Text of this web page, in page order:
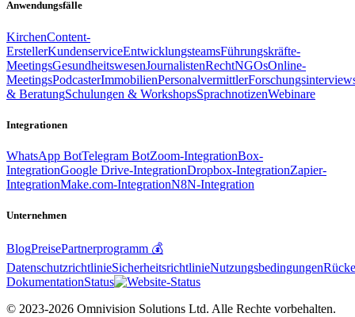
Anwendungsfälle
KirchenContent-
ErstellerKundenserviceEntwicklungsteamsFührungskräfte-
MeetingsGesundheitswesenJournalistenRechtNGOsOnline-
MeetingsPodcasterImmobilienPersonalvermittler
& BeratungSchulungen & WorkshopsSprachnotizenWebinare
Integrationen
WhatsApp BotTelegram BotZoom-IntegrationBox-
IntegrationGoogle Drive-IntegrationDropbox-IntegrationZapier-
IntegrationMake.com-IntegrationN8N-Integration
Unternehmen
BlogPreisePartnerprogramm 💰
DatenschutzrichtlinieSicherheitsrichtlinieNutzungsbedingungen
DokumentationStatus
© 2023-2026 Omnivision Solutions Ltd. Alle Rechte vorbehalten.